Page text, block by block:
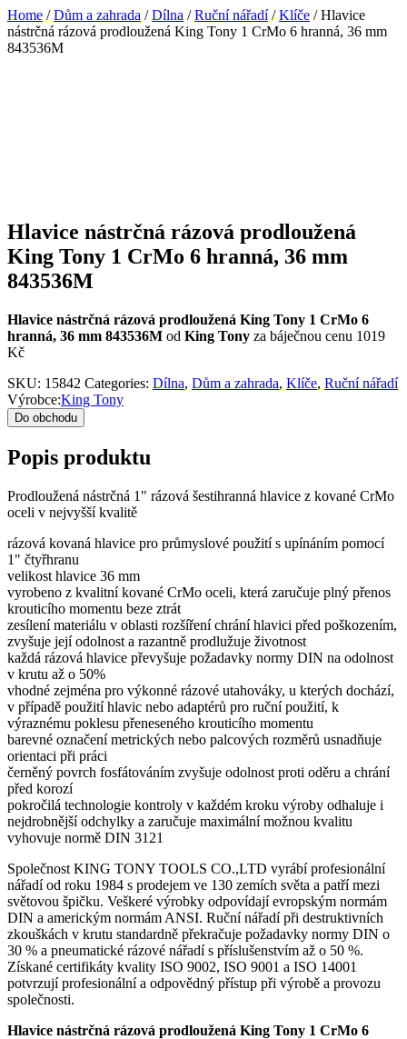
Home /Dům a zahrada /Dílna /Ruční nářadí/Klíče / Hlavice
nástrčná rázová prodloužená King Tony 1 CrMo 6 hranná, 36 mm
843536M
Hlavice nástrčná rázová prodloužená
King Tony 1 CrMo 6 hranná, 36 mm
843536M
Hlavice nástrčná rázová prodloužená King Tony 1 CrMo 6
hranná, 36 mm 843536M od King Tony za báječnou cenu 1019
Kč
SKU: 15842 Categories: Dílna, Dům a zahrada, Klíče, Ruční nářadí
Výrobce:King Tony
Do obchodu
Popis produktu
Prodloužená nástrčná 1" rázová šestihranná hlavice z kované CrMo
oceli v nejvyšší kvalitě
rázová kovaná hlavice pro průmyslové použití s upínáním pomocí
1" čtyřhranu
velikost hlavice 36 mm
vyrobeno z kvalitní kované CrMo oceli, která zaručuje plný přenos
krouticího momentu beze ztrát
zesílení materiálu v oblasti rozšíření chrání hlavici před poškozením,
zvyšuje její odolnost a razantně prodlužuje životnost
každá rázová hlavice převyšuje požadavky normy DIN na odolnost
v krutu až o 50%
vhodné zejména pro výkonné rázové utahováky, u kterých dochází,
v případě použití hlavic nebo adaptérů pro ruční použití, k
výraznému poklesu přeneseného krouticího momentu
barevné označení metrických nebo palcových rozměrů usnadňuje
orientaci při práci
černěný povrch fosfátováním zvyšuje odolnost proti oděru a chrání
před korozí
pokročilá technologie kontroly v každém kroku výroby odhaluje i
nejdrobnější odchylky a zaručuje maximální možnou kvalitu
vyhovuje normě DIN 3121
Společnost KING TONY TOOLS CO.,LTD vyrábí profesionální
nářadí od roku 1984 s prodejem ve 130 zemích světa a patří mezi
světovou špičku. Veškeré výrobky odpovídají evropským normám
DIN a americkým normám ANSI. Ruční nářadí při destruktivních
zkouškách v krutu standardně překračuje požadavky normy DIN o
30 % a pneumatické rázové nářadí s příslušenstvím až o 50 %.
Získané certifikáty kvality ISO 9002, ISO 9001 a ISO 14001
potvrzují profesionální a odpovědný přístup při výrobě a provozu
společnosti.
Hlavice nástrčná rázová prodloužená King Tony 1 CrMo 6